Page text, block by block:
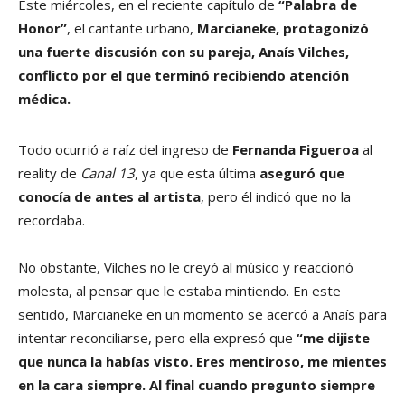
Este miércoles, en el reciente capítulo de “Palabra de
Honor”, el cantante urbano, Marcianeke, protagonizó
una fuerte discusión con su pareja, Anaís Vilches,
conflicto por el que terminó recibiendo atención
médica.
Todo ocurrió a raíz del ingreso de Fernanda Figueroa al
reality de Canal 13, ya que esta última aseguró que
conocía de antes al artista, pero él indicó que no la
recordaba.
No obstante, Vilches no le creyó al músico y reaccionó
molesta, al pensar que le estaba mintiendo. En este
sentido, Marcianeke en un momento se acercó a Anaís para
intentar reconciliarse, pero ella expresó que “me dijiste
que nunca la habías visto. Eres mentiroso, me mientes
en la cara siempre. Al final cuando pregunto siempre